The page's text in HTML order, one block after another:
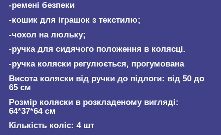
-ремені безпеки
-кошик для іграшок з текстилю;
-чохол на люльку;
-ручка для сидячого положення в колясці.
-ручка коляски регулюється, прогумована
Висота коляски від ручки до підлоги: від 50 до
65 см
Розмір коляски в розкладеному вигляді:
64*37*64 см
Кількість коліс: 4 шт